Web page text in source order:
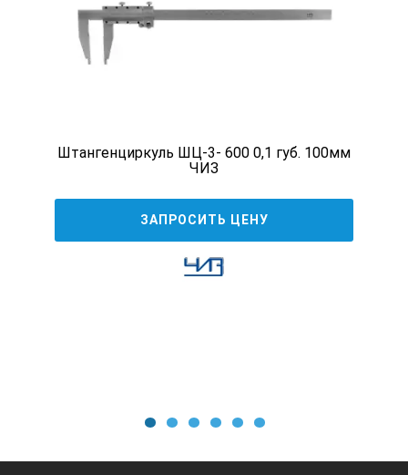
Штангенциркуль ШЦ-3- 600 0,1 губ. 100мм
ЧИЗ
ЗАПРОСИТЬ ЦЕНУ